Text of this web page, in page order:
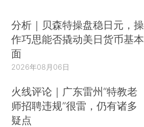
分析｜贝森特操盘稳日元，操
作巧思能否撬动美日货币基本
面
2026年08月06日
火线评论｜广东雷州“特教老
师招聘违规”很雷，仍有诸多
疑点